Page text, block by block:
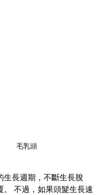
毛乳頭
生長週期，不斷生長脫
。 不過，如果頭髮生長速